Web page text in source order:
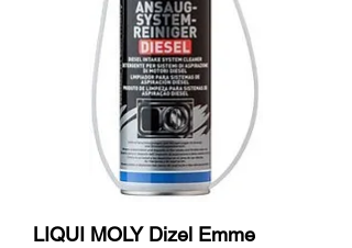
LIQUI MOLY Dizel Emme